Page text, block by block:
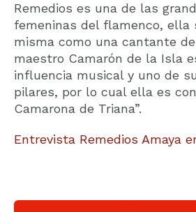
Remedios es una de las
femeninas del flamenco, ella
misma como una cantante
maestro Camarón de la Isla
influencia musical y uno de
pilares, por lo cual ella es
Camarona de Triana”.
Entrevista Remedios Amaya